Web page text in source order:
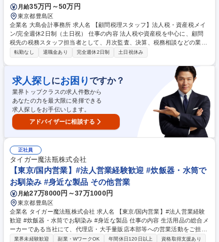
月給35万円～50万円
東京都豊島区
企業名 大島会計事務所 求人名 【顧問税理スタッフ】法人税・資産税メイ
ン/完全週休2日制（土日祝） 仕事の内容 法人税や資産税を中心に、顧問
税先の税務スタッフ担当者として、月次監査、決算、税務相談などの業務
をご担当いたきます。法人・個人の税務相談や決算業務、申告業務を通じ
税を中心に、法人・個人のお客様を担当し、税務相談や決算業務、申告業
務を行います。お客様の経営課題に寄り添い、税務面でのサポートを提供
します。また、資産税に関するシミュレーションや相続税の相談など、専
門性の高い業務にも携わることができます。顧問税務スタッフとして、幅
広い業務を経験しながらスキルアップを目指せる環境です。 募集職種
【顧問税理スタッフ】法人税・資産税メイン/完全週休2日制（土日祝）
転勤なし 退職金あり 完全週休2日制 土日祝休み
求人探しにお困り ですか？
業界トップクラスの求人件数から
あなたの力を最大限に発揮できる
求人探しをお手伝いします。
アドバイザーに相談する
正社員
タイガー魔法瓶株式会社
【東京/国内営業】#法人営業経験歓迎 #炊飯器・水筒で
お馴染み #身近な製品 その他営業
月給27万8000円～37万1000円
東京都豊島区
企業名 タイガー魔法瓶株式会社 求人名 【東京/国内営業】#法人営業経験
歓迎 #炊飯器・水筒でお馴染み #身近な製品 仕事の内容 生活用品の総合メ
ーカーである当社にて、代理店・大手量販店本部等への営業活動をご担当
いただきます。 【詳細】■売上計画の立案 ■拡販に向けての企画提案 ■量
業界未経験歓迎 副業・WワークOK 年間休日120日以上
資格取得支援あり